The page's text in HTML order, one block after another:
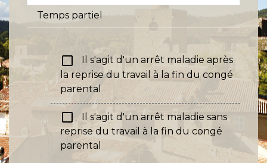
Temps partiel
check_box_outline_blank
Il s'agit d'un arrêt maladie après
la reprise du travail à la fin du congé
parental
check_box_outline_blank
Il s'agit d'un arrêt maladie sans
reprise du travail à la fin du congé
parental